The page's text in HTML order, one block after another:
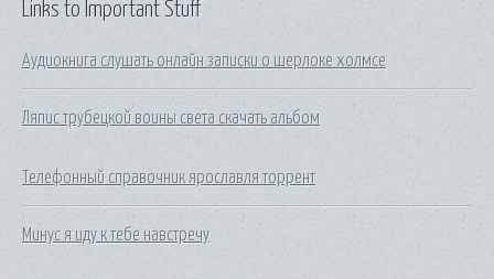
Links to Important Stuff
Аудиокнига слушать онлайн записки о шерлоке холмсе
Ляпис трубецкой воины света скачать альбом
Телефонный справочник ярославля торрент
Минус я иду к тебе навстречу